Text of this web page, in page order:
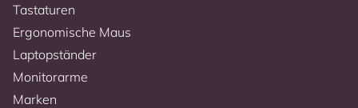
Tastaturen
Ergonomische Maus
Laptopständer
Monitorarme
Marken